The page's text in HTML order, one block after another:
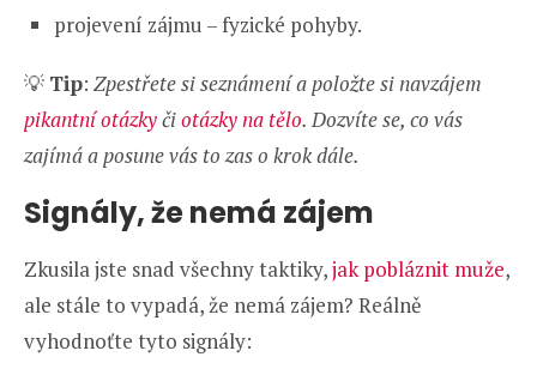
projevení zájmu – fyzické pohyby.
💡 Tip: Zpestřete si seznámení a položte si navzájem
pikantní otázkyčiotázky na tělo. Dozvíte se, co vás
zajímá a posune vás to zas o krok dále.
Signály, že nemá zájem
Zkusila jste snad všechny taktiky,jak pobláznit muže,
ale stále to vypadá, že nemá zájem? Reálně
vyhodnoťte tyto signály: